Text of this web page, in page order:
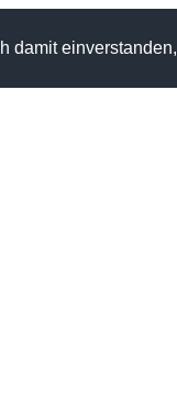
damit